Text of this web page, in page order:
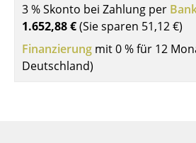
Kindertische
Gartentische
3 % Skonto bei Zahlung per
1.652,88 €(Sie sparen 51,12 €)
Finanzierung mit 0 % für 12
Deutschland)